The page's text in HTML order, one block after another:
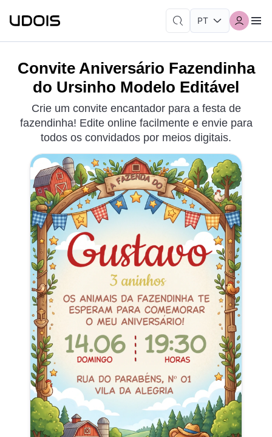
Convite Aniversário Fazendinha
do Ursinho Modelo Editável
Crie um convite encantador para a festa de
fazendinha! Edite online facilmente e envie para
todos os convidados por meios digitais.